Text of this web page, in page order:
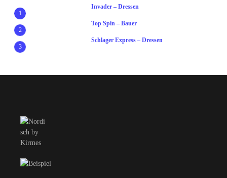
1
Invader – Dressen
2
Top Spin – Bauer
3
Schlager Express – Dressen